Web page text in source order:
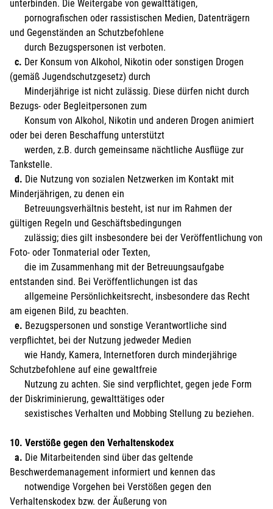
unterbinden. Die Weitergabe von gewalttätigen,
pornografischen oder rassistischen Medien, Datenträgern
und Gegenständen an Schutzbefohlene
durch Bezugspersonen ist verboten.
c. Der Konsum von Alkohol, Nikotin oder sonstigen Drogen
(gemäß Jugendschutzgesetz) durch
Minderjährige ist nicht zulässig. Diese dürfen nicht durch
Bezugs- oder Begleitpersonen zum
Konsum von Alkohol, Nikotin und anderen Drogen animiert
oder bei deren Beschaffung unterstützt
werden, z.B. durch gemeinsame nächtliche Ausflüge zur
Tankstelle.
d. Die Nutzung von sozialen Netzwerken im Kontakt mit
Minderjährigen, zu denen ein
Betreuungsverhältnis besteht, ist nur im Rahmen der
gültigen Regeln und Geschäftsbedingungen
zulässig; dies gilt insbesondere bei der Veröffentlichung von
Foto- oder Tonmaterial oder Texten,
die im Zusammenhang mit der Betreuungsaufgabe
entstanden sind. Bei Veröffentlichungen ist das
allgemeine Persönlichkeitsrecht, insbesondere das Recht
am eigenen Bild, zu beachten.
e. Bezugspersonen und sonstige Verantwortliche sind
verpflichtet, bei der Nutzung jedweder Medien
wie Handy, Kamera, Internetforen durch minderjährige
Schutzbefohlene auf eine gewaltfreie
Nutzung zu achten. Sie sind verpflichtet, gegen jede Form
der Diskriminierung, gewalttätiges oder
sexistisches Verhalten und Mobbing Stellung zu beziehen.
10. Verstöße gegen den Verhaltenskodex
a. Die Mitarbeitenden sind über das geltende
Beschwerdemanagement informiert und kennen das
notwendige Vorgehen bei Verstößen gegen den
Verhaltenskodex bzw. der Äußerung von